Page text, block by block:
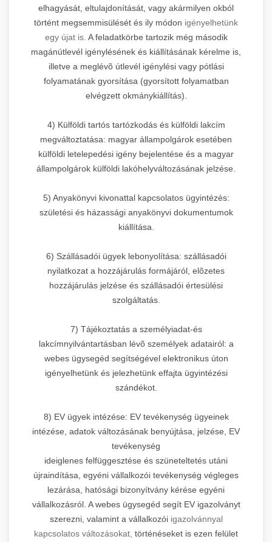
elhagyását, eltulajdonítását, vagy akármilyen okból
történt megsemmisülését és ily módon igényelhetünk
egy újat is. A feladatkörbe tartozik még második
magánútlevél igénylésének és kiállításának kérelme is,
illetve a meglévõ útlevél igénylési vagy pótlási
folyamatának gyorsítása (gyorsított folyamatban
elvégzett okmánykiállítás).
4) Külföldi tartós tartózkodás és külföldi lakcím
megváltoztatása: magyar állampolgárok esetében
külföldi letelepedési igény bejelentése és a magyar
állampolgárok külföldi lakóhelyváltozásának jelzése.
5) Anyakönyvi kivonattal kapcsolatos ügyintézés:
születési és házassági anyakönyvi dokumentumok
kiállítása.
6) Szállásadói ügyek lebonyolítása: szállásadói
nyilatkozat a hozzájárulás formájáról, elõzetes
hozzájárulás jelzése és szállásadói értesülési
szolgáltatás.
7) Tájékoztatás a személyiadat-és
lakcímnyilvántartásban lévõ személyek adatairól: a
webes ügysegéd segítségével elektronikus úton
igényelhetünk és jelezhetünk effajta ügyintézési
szándékot.
8) EV ügyek intézése: EV tevékenység ügyeinek
intézése, adatok változásának benyújtása, jelzése, EV
tevékenység
ideiglenes felfüggesztése és szüneteltetés utáni
újraindítása, egyéni vállalkozói tevékenység végleges
lezárása, hatósági bizonyítvány kérése egyéni
vállalkozásról. A webes ügysegéd segít EV igazolványt
szerezni, valamint a vállalkozói igazolvánnyal
kapcsolatos változásokat, történéseket is ezen felület